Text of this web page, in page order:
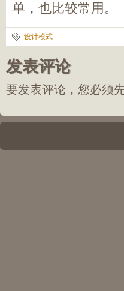
单，也比较常用。
设计模式
发表评论
要发表评论，您必须